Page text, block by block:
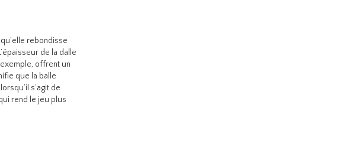
rebondisse
de la dalle
offrent un
que la balle
s’agit de
rend le jeu plus